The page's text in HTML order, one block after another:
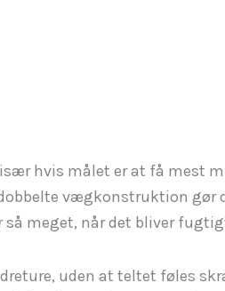
hvis målet er at få mest
vægkonstruktion gør
meget, når det bliver
uden at teltet føles